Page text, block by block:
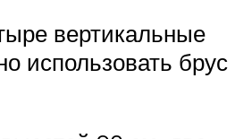
вертикальные
использовать брус